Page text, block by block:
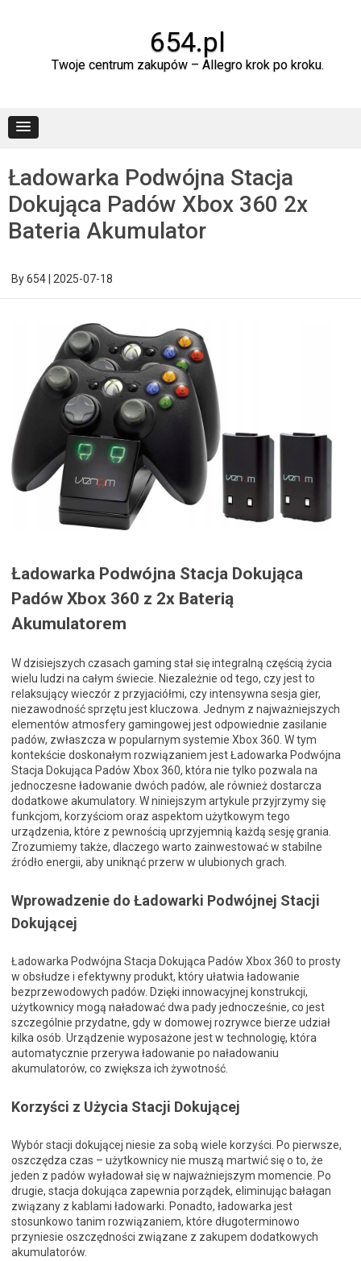
654.pl
Twoje centrum zakupów – Allegro krok po kroku.
Ładowarka Podwójna Stacja
Dokująca Padów Xbox 360 2x
Bateria Akumulator
By654 2025-07-18
Ładowarka Podwójna Stacja Dokująca
Padów Xbox 360 z 2x Baterią
Akumulatorem
W dzisiejszych czasach gaming stał się integralną częścią życia
wielu ludzi na całym świecie. Niezależnie od tego, czy jest to
relaksujący wieczór z przyjaciółmi, czy intensywna sesja gier,
niezawodność sprzętu jest kluczowa. Jednym z najważniejszych
elementów atmosfery gamingowej jest odpowiednie zasilanie
padów, zwłaszcza w popularnym systemie Xbox 360. W tym
kontekście doskonałym rozwiązaniem jest Ładowarka Podwójna
Stacja Dokująca Padów Xbox 360, która nie tylko pozwala na
jednoczesne ładowanie dwóch padów, ale również dostarcza
dodatkowe akumulatory. W niniejszym artykule przyjrzymy się
funkcjom, korzyściom oraz aspektom użytkowym tego
urządzenia, które z pewnością uprzyjemnią każdą sesję grania.
Zrozumiemy także, dlaczego warto zainwestować w stabilne
źródło energii, aby uniknąć przerw w ulubionych grach.
Wprowadzenie do Ładowarki Podwójnej Stacji
Dokującej
Ładowarka Podwójna Stacja Dokująca Padów Xbox 360 to prosty
w obsłudze i efektywny produkt, który ułatwia ładowanie
bezprzewodowych padów. Dzięki innowacyjnej konstrukcji,
użytkownicy mogą naładować dwa pady jednocześnie, co jest
szczególnie przydatne, gdy w domowej rozrywce bierze udział
kilka osób. Urządzenie wyposażone jest w technologię, która
automatycznie przerywa ładowanie po naładowaniu
akumulatorów, co zwiększa ich żywotność.
Korzyści z Użycia Stacji Dokującej
Wybór stacji dokującej niesie za sobą wiele korzyści. Po pierwsze,
oszczędza czas – użytkownicy nie muszą martwić się o to, że
jeden z padów wyładował się w najważniejszym momencie. Po
drugie, stacja dokująca zapewnia porządek, eliminując bałagan
związany z kablami ładowarki. Ponadto, ładowarka jest
stosunkowo tanim rozwiązaniem, które długoterminowo
przyniesie oszczędności związane z zakupem dodatkowych
akumulatorów.